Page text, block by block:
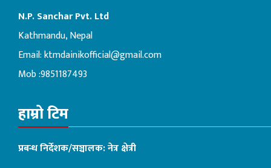
N.P. Sanchar Pvt. Ltd
Kathmandu, Nepal
Email:ktmdainikofficial@gmail.com
Mob :9851187493
हाम्रो टिम
प्रबन्ध निर्देशक/सञ्चालक: नेत्र क्षेत्री